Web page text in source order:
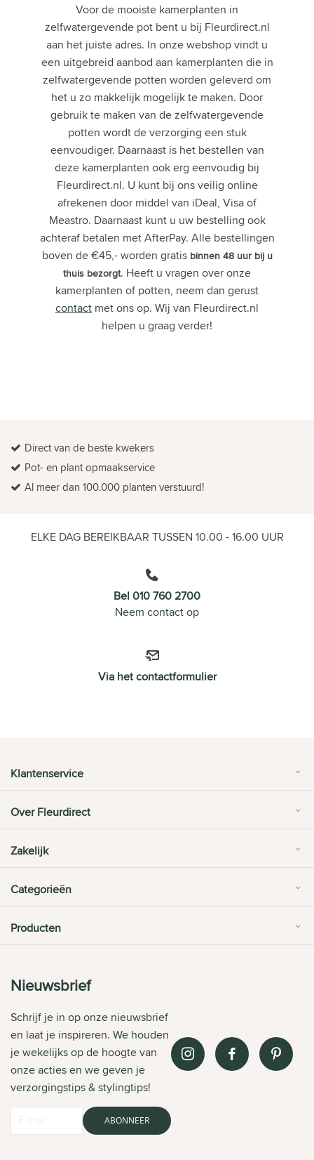
Voor de mooiste kamerplanten in
zelfwatergevende pot bent u bij Fleurdirect.nl
aan het juiste adres. In onze webshop vindt u
een uitgebreid aanbod aan kamerplanten die in
zelfwatergevende potten worden geleverd om
het u zo makkelijk mogelijk te maken. Door
gebruik te maken van de zelfwatergevende
potten wordt de verzorging een stuk
eenvoudiger. Daarnaast is het bestellen van
deze kamerplanten ook erg eenvoudig bij
Fleurdirect.nl. U kunt bij ons veilig online
afrekenen door middel van iDeal, Visa of
Meastro. Daarnaast kunt u uw bestelling ook
achteraf betalen met AfterPay. Alle bestellingen
boven de €45,- worden gratis binnen 48 uur bij u
thuis bezorgt. Heeft u vragen over onze
kamerplanten of potten, neem dan gerust
contact met ons op. Wij van Fleurdirect.nl
helpen u graag verder!
Direct van de beste kwekers
Pot- en plant opmaakservice
Al meer dan 100.000 planten verstuurd!
ELKE DAG BEREIKBAAR TUSSEN 10.00 - 16.00 UUR
Bel 010 760 2700
Neem contact op
Via het contactformulier
Klantenservice
Over Fleurdirect
Zakelijk
Categorieën
Producten
Nieuwsbrief
Schrijf je in op onze nieuwsbrief
en laat je inspireren. We houden
je wekelijks op de hoogte van
onze acties en we geven je
verzorgingstips & stylingtips!
ABONNEER